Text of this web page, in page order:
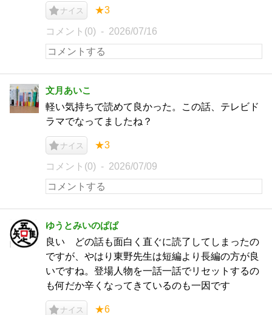
ナイス ★3
コメント(0) 2026/07/16
文月あいこ
軽い気持ちで読めて良かった。この話、テレビド
ラマでなってましたね？
ナイス ★3
コメント(0) 2026/07/09
ゆうとみいのぱぱ
良い どの話も面白く直ぐに読了してしまったの
ですが、やはり東野先生は短編より長編の方が良
いですね。登場人物を一話一話でリセットするの
も何だか辛くなってきているのも一因です
ナイス ★6